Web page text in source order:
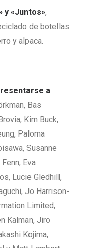
y «Juntos»,
de botellas
y alpaca.
a
Bas
Kim Buck,
Paloma
Susanne
Eva
Lucie Gledhill,
Jo Harrison-
Limited,
Kalman, Jiro
Kojima,